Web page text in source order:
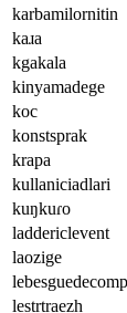
karbamilornitin
kaɹa
kgakala
kinyamadege
koc
konstsprak
krapa
kullaniciadlari
kuŋkuɾo
laddericlevent
laozige
lestrtraezh